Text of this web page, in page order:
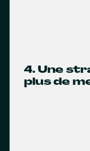
4. Une
plus de